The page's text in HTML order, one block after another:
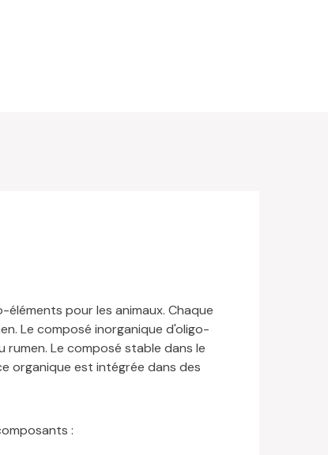
pour les animaux. Chaque
Le composé inorganique d'oligo-
Le composé stable dans le
organique est intégrée dans des
: